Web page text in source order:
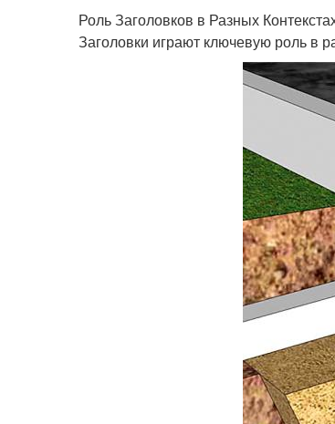
Роль Заголовков в Разных
Заголовки играют ключевую роль в